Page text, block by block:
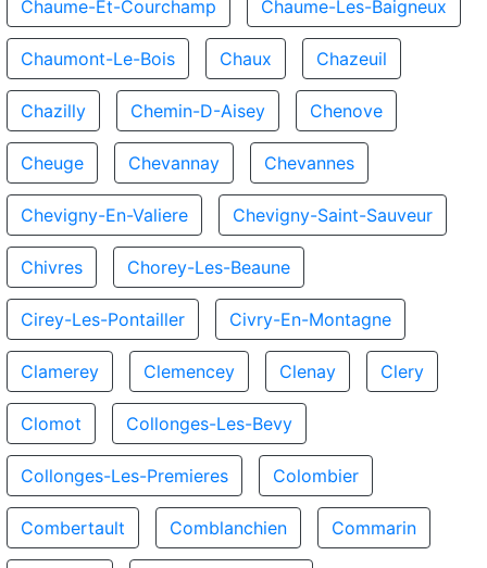
Chaume-Et-Courchamp Chaume-Les-Baigneux
Chaumont-Le-Bois Chaux Chazeuil
Chazilly Chemin-D-Aisey Chenove
Cheuge Chevannay Chevannes
Chevigny-En-Valiere Chevigny-Saint-Sauveur
Chivres Chorey-Les-Beaune
Cirey-Les-Pontailler Civry-En-Montagne
Clamerey Clemencey Clenay Clery
Clomot Collonges-Les-Bevy
Collonges-Les-Premieres Colombier
Combertault Comblanchien Commarin